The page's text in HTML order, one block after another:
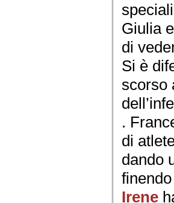
Giulia
di
Si è
scorso
.
di
dando
Irene